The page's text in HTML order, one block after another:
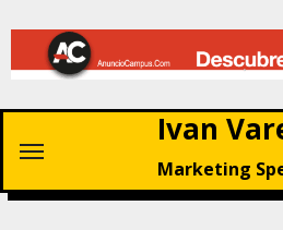
contenido
Ivan
Marketing